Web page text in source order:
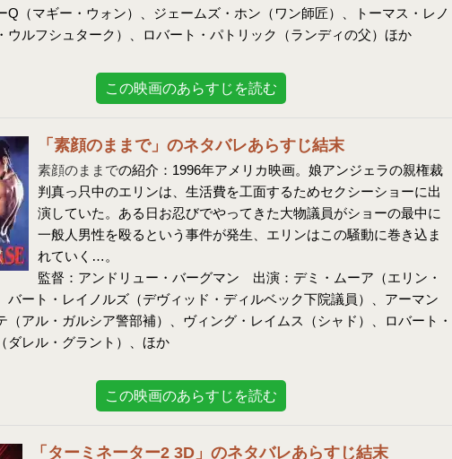
Q（マギー・ウォン）、ジェームズ・ホン（ワン師匠）、トーマス・レノ
ウルフシュターク）、ロバート・パトリック（ランディの父）ほか
この映画のあらすじを読む
「素顔のままで」のネタバレあらすじ結末
素顔のままでの紹介：1996年アメリカ映画。娘アンジェラの親権裁
判真っ只中のエリンは、生活費を工面するためセクシーショーに出
演していた。ある日お忍びでやってきた大物議員がショーの最中に
一般人男性を殴るという事件が発生、エリンはこの騒動に巻き込ま
れていく…。
監督：アンドリュー・バーグマン 出演：デミ・ムーア（エリン・
バート・レイノルズ（デヴィッド・ディルベック下院議員）、アーマン
（アル・ガルシア警部補）、ヴィング・レイムス（シャド）、ロバート・
ダレル・グラント）、ほか
この映画のあらすじを読む
「ターミネーター2 3D」のネタバレあらすじ結末